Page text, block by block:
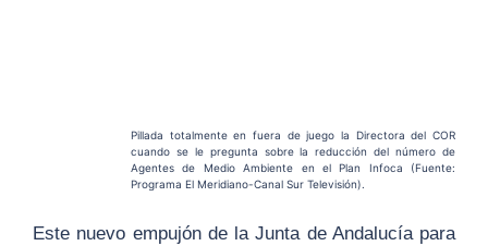
Pillada totalmente en fuera de juego la Directora del COR
cuando se le pregunta sobre la reducción del número de
Agentes de Medio Ambiente en el Plan Infoca (Fuente:
Programa El Meridiano-Canal Sur Televisión).
Este nuevo empujón de la Junta de Andalucía para